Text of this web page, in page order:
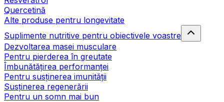
Quercetină
Alte produse pentru longevitate
Suplimente nutritive pentru obiectivele voastre
Dezvoltarea masei musculare
Pentru pierderea în greutate
Îmbunătățirea performanței
Pentru susținerea imunității
Susținerea regenerării
Pentru un somn mai bun